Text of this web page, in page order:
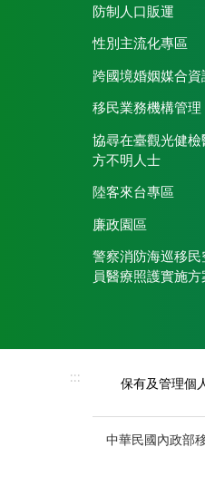
防制人口販運
性別主流化專區
跨國境婚姻媒合資
移民業務機構管理
協尋在臺觀光健檢
方不明人士
陸客來台專區
廉政園區
警察消防海巡移民
員醫療照護實施方
:::
保有及管理個
中華民國內政部